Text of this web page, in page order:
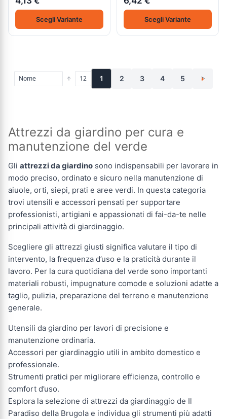
Scegli Variante Scegli Variante
1 2 3 4 5 >
Attrezzi da giardino per cura e
manutenzione del verde
Gli attrezzi da giardino sono indispensabili per lavorare in
modo preciso, ordinato e sicuro nella manutenzione di
aiuole, orti, siepi, prati e aree verdi. In questa categoria
trovi utensili e accessori pensati per supportare
professionisti, artigiani e appassionati di fai-da-te nelle
principali attività di giardinaggio.
Scegliere gli attrezzi giusti significa valutare il tipo di
intervento, la frequenza d’uso e la praticità durante il
lavoro. Per la cura quotidiana del verde sono importanti
materiali robusti, impugnature comode e soluzioni adatte a
taglio, pulizia, preparazione del terreno e manutenzione
generale.
Utensili da giardino per lavori di precisione e
manutenzione ordinaria.
Accessori per giardinaggio utili in ambito domestico e
professionale.
Strumenti pratici per migliorare efficienza, controllo e
comfort d’uso.
Esplora la selezione di attrezzi da giardinaggio de Il
Paradiso della Brugola e individua gli strumenti più adatti